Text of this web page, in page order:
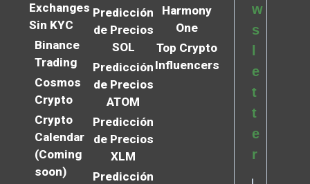
Exchanges
Sin KYC
Binance
Trading
Cosmos
Crypto
Crypto
Calendar
(Coming
soon)
Predicción
de Precios
SOL
Predicción
de Precios
ATOM
Predicción
de Precios
XLM
Predicción
Harmony
One
Top Crypto
Influencers
w
s
l
e
t
t
e
r